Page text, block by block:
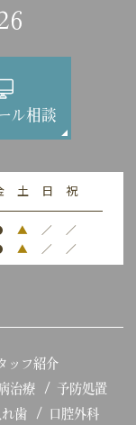
ル相談
土 日 祝
▲ ／ ／
▲ ／ ／
ッフ紹介
治療
予防処置
れ歯
口腔外科